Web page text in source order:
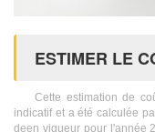
ESTIMER LE
Cette estimation de
indicatif et a été calculée
deen vigueur pour l'année